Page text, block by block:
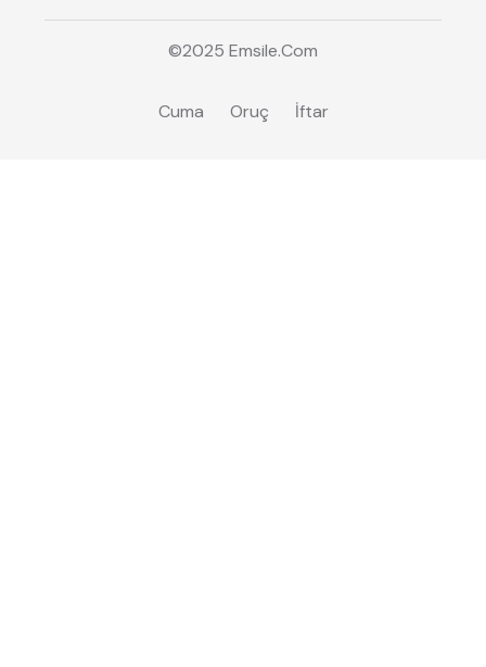
©2025 Emsile.Com
Cuma Oruç İftar